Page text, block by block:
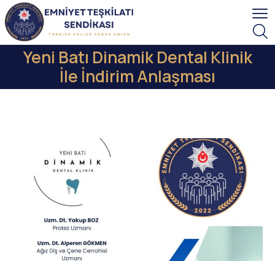
Yeni Batı Dinamik Dental Klinik
İle İndirim Anlaşması